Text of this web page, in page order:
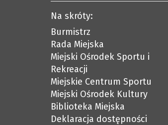
Na skróty:
Burmistrz
Rada Miejska
Miejski Ośrodek Sportu i
Rekreacji
Miejskie Centrum Sportu
Miejski Ośrodek Kultury
Biblioteka Miejska
Deklaracja dostępności